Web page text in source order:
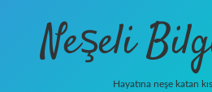
Neşeli
Hayatına neşe katan